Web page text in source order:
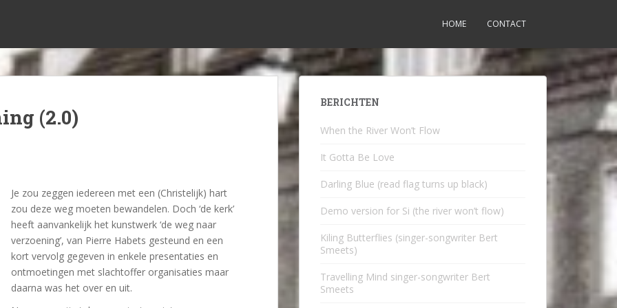
HOME CONTACT
(2.0)
Je zou zeggen iedereen met een (Christelijk) hart
zou deze weg moeten bewandelen. Doch ‘de kerk’
heeft aanvankelijk het kunstwerk ‘de weg naar
verzoening’, van Pierre Habets gesteund en een
kort vervolg gegeven in enkele presentaties en
ontmoetingen met slachtoffer organisaties maar
daarna was het over en uit.
BERICHTEN
When the River Won’t Flow
It Gotta Be Love
Darling Blue (read flag turns up black)
Demo version for Si (the river won’t flow)
Kiling Butterflies (singer-songwriter Bert
Smeets)
Travelling Mind singer-songwriter Bert
Smeets